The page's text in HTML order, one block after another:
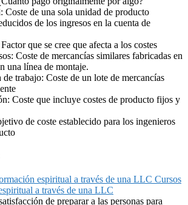
Coste de una sola unidad de producto
de los ingresos en la cuenta de
que se cree que afecta a los costes
Coste de mercancías similares fabricadas en
una línea de montaje.
de trabajo: Coste de un lote de mercancías
Coste que incluye costes de producto fijos y
de coste establecido para los ingenieros
Cursos
a través de una LLC
de preparar a las personas para